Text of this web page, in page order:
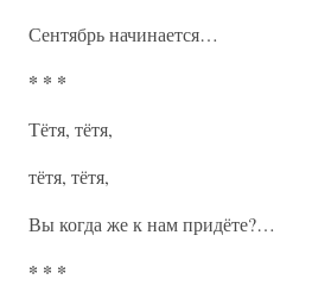
Сентябрь начинается…
* * *
Тётя, тётя,
тётя, тётя,
Вы когда же к нам придёте?…
* * *